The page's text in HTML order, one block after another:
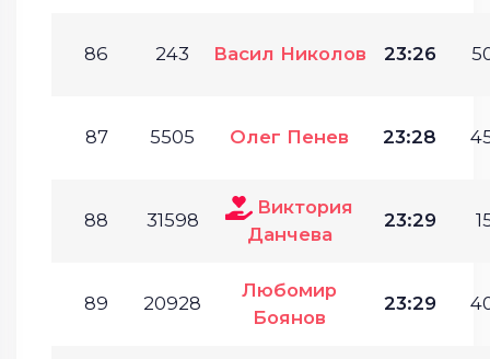
86 243 Васил Николов 23:26
87 5505 Олег Пенев 23:28
88 31598
Виктория
Данчева
23:29
89 20928
Любомир
Боянов
23:29